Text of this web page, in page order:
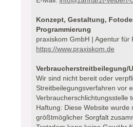
Konzept, Gestaltung,
Programmierung
praxiskom GmbH | Agentur für
https://www.praxiskom.de
Wir sind nicht bereit oder
Streitbeilegungsverfahren vor
Verbraucherschlichtungsstelle
Haftung: Diese Website wurde
größtmöglicher Sorgfalt